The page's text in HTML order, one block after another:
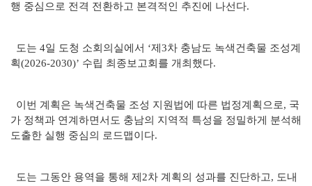
행 중심으로 전격 전환하고 본격적인 추진에 나선다.
도는 4일 도청 소회의실에서 ‘제3차 충남도 녹색건축물 조성계
획(2026-2030)’ 수립 최종보고회를 개최했다.
이번 계획은 녹색건축물 조성 지원법에 따른 법정계획으로, 국
가 정책과 연계하면서도 충남의 지역적 특성을 정밀하게 분석해
도출한 실행 중심의 로드맵이다.
도는 그동안 용역을 통해 제2차 계획의 성과를 진단하고, 도내